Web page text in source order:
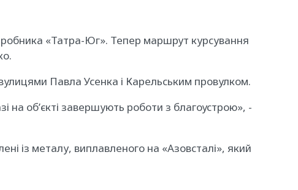
«Татра-Юг». Тепер маршрут курсування
Павла Усенка і Карельським провулком.
на об’єкті завершують роботи з благоустрою», -
із металу, виплавленого на «Азовсталі», який